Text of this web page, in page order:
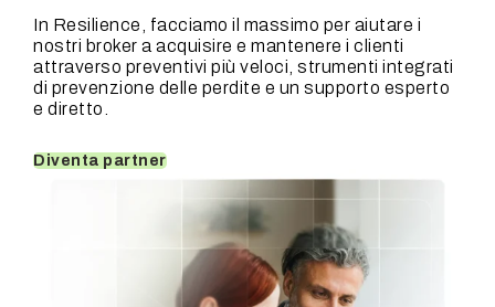
In Resilience, facciamo il massimo per aiutare i
nostri broker a acquisire e mantenere i clienti
attraverso preventivi più veloci, strumenti integrati
di prevenzione delle perdite e un supporto esperto
e diretto.
Diventa partner